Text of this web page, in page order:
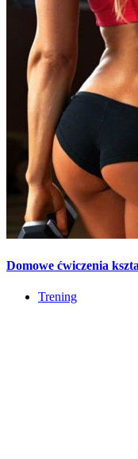
Domowe ćwiczenia
Trening